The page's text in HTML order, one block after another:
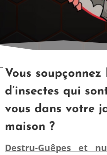
Vous soupçonnez
d’insectes qui
vous dans votre
maison ?
Destru-Guêpes et